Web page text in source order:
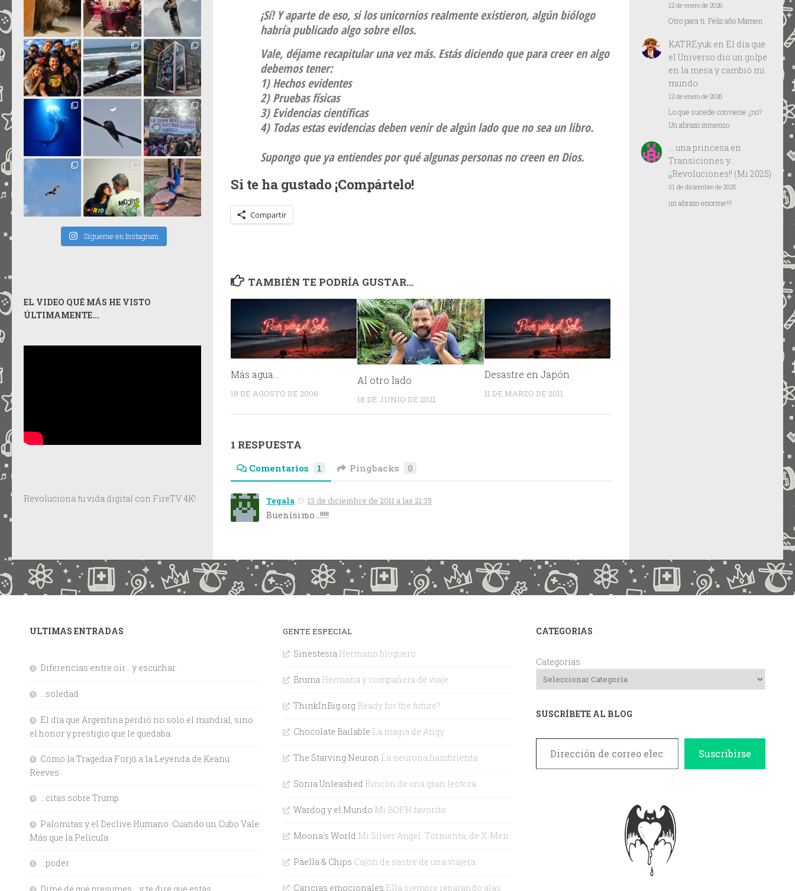
¡Sí! Y aparte de eso, si los unicornios realmente existieron, algún biólogo
habría publicado algo sobre ellos.
Vale, déjame recapitular una vez más. Estás diciendo que para creer en algo
debemos tener:
1) Hechos evidentes
2) Pruebas físicas
3) Evidencias científicas
4) Todas estas evidencias deben venir de algún lado que no sea un libro.
Supongo que ya entiendes por qué algunas personas no creen en Dios.
Si te ha gustado ¡Compártelo!
Compartir
TAMBIÉN TE PODRÍA GUSTAR...
Más agua…
18 DE AGOSTO DE 2006
Al otro lado
18 DE JUNIO DE 2021
Desastre en Japón
11 DE MARZO DE 2011
1 RESPUESTA
Comentarios 1 Pingbacks 0
Tegala 13 de diciembre de 2011 a las 21:35
Buenísimo…!!!!!
Sígueme en Instagram
EL VIDEO QUÉ MÁS HE VISTO
ÚLTIMAMENTE...
Revoluciona tu vida digital con FireTV 4K!
12 de enero de 2026
Otro para ti. Feliz año Mamen
KATREyuk en El día que
el Universo dio un golpe
en la mesa y cambió mi
mundo.
12 de enero de 2026
Lo que sucede conviene ¿no?
Un abrazo inmenso
… una princesaen
Transiciones y…
¡¡Revoluciones!! (Mi 2025)
31 de diciembre de 2025
un abrazo enorme!!!
ULTIMAS ENTRADAS
Diferencias entre oír… y escuchar.
…soledad
El día que Argentina perdió no solo el mundial, sino
el honor y prestigio que le quedaba.
Cómo la Tragedia Forjó a la Leyenda de Keanu
Reeves
…citas sobre Trump
Palomitas y el Declive Humano: Cuando un Cubo Vale
Más que la Película
…poder
GENTE ESPECIAL
SinestesiaHermano bloguero
BrumaHermana y compañera de viaje
ThinkInBig.orgReady for the future?
Chocolate Bailable La magia de Angy
The Starving Neuron La neurona hambrienta
Sonia Unleashed Rincón de una gran lectora
Wardog y el Mundo Mi BOFH favorito
Moona's World Mi Silver Angel. Tormenta, de X-Men
Paella & Chips Cajón de sastre de una viajera
Caricias emocionales Ella siempre reparando alas
CATEGORIAS
Categorías
SUSCRÍBETE AL BLOG
Dirección de correo electrónico
Suscribirse